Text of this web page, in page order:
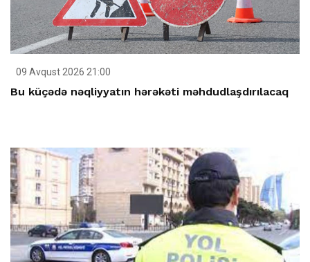
09 Avqust 2026 21:00
Bu küçədə nəqliyyatın hərəkəti məhdudlaşdırılacaq